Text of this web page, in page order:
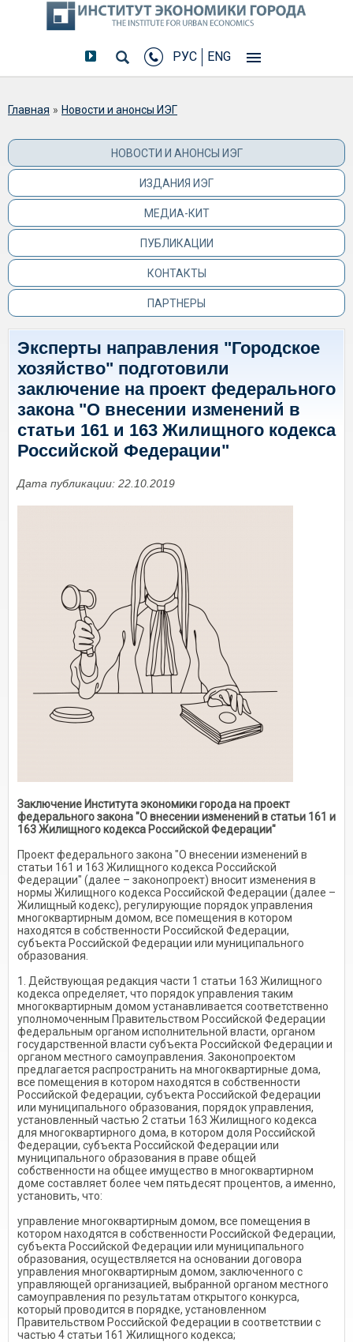
РУС ENG
Вы здесь
Главная » Новости и анонсы ИЭГ
НОВОСТИ И АНОНСЫ ИЭГ
ИЗДАНИЯ ИЭГ
МЕДИА-КИТ
ПУБЛИКАЦИИ
КОНТАКТЫ
ПАРТНЕРЫ
Эксперты направления "Городское
хозяйство" подготовили
заключение на проект федерального
закона "О внесении изменений в
статьи 161 и 163 Жилищного кодекса
Российской Федерации"
Дата публикации: 22.10.2019
Заключение Института экономики города на проект
федерального закона "О внесении изменений в статьи 161 и
163 Жилищного кодекса Российской Федерации"
Проект федерального закона "О внесении изменений в
статьи 161 и 163 Жилищного кодекса Российской
Федерации" (далее – законопроект) вносит изменения в
нормы Жилищного кодекса Российской Федерации (далее –
Жилищный кодекс), регулирующие порядок управления
многоквартирным домом, все помещения в котором
находятся в собственности Российской Федерации,
субъекта Российской Федерации или муниципального
образования.
1. Действующая редакция части 1 статьи 163 Жилищного
кодекса определяет, что порядок управления таким
многоквартирным домом устанавливается соответственно
уполномоченным Правительством Российской Федерации
федеральным органом исполнительной власти, органом
государственной власти субъекта Российской Федерации и
органом местного самоуправления. Законопроектом
предлагается распространить на многоквартирные дома,
все помещения в котором находятся в собственности
Российской Федерации, субъекта Российской Федерации
или муниципального образования, порядок управления,
установленный частью 2 статьи 163 Жилищного кодекса
для многоквартирного дома, в котором доля Российской
Федерации, субъекта Российской Федерации или
муниципального образования в праве общей
собственности на общее имущество в многоквартирном
доме составляет более чем пятьдесят процентов, а именно,
установить, что:
управление многоквартирным домом, все помещения в
котором находятся в собственности Российской Федерации,
субъекта Российской Федерации или муниципального
образования, осуществляется на основании договора
управления многоквартирным домом, заключенного с
управляющей организацией, выбранной органом местного
самоуправления по результатам открытого конкурса,
который проводится в порядке, установленном
Правительством Российской Федерации в соответствии с
частью 4 статьи 161 Жилищного кодекса;